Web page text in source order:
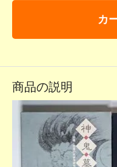
カ
商品の説明